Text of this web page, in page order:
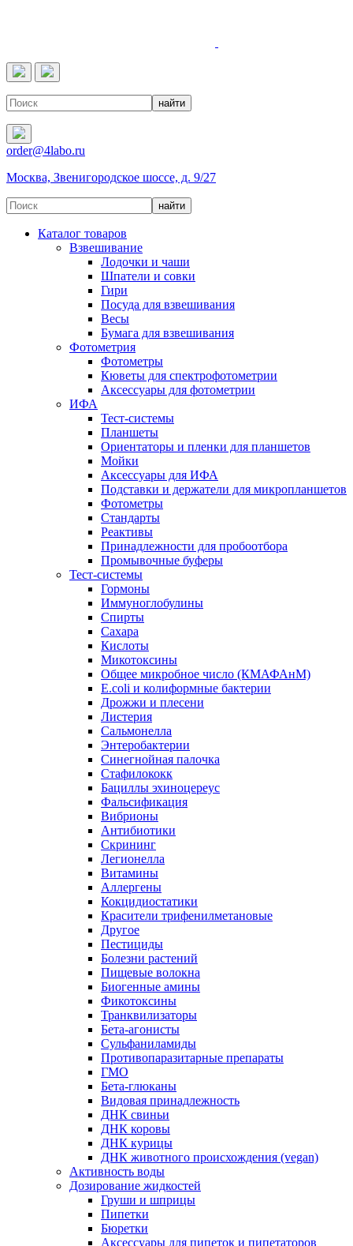
order@4labo.ru
Москва, Звенигородское шоссе, д. 9/27
Каталог товаров
Взвешивание
Лодочки и чаши
Шпатели и совки
Гири
Посуда для взвешивания
Весы
Бумага для взвешивания
Фотометрия
Фотометры
Кюветы для спектрофотометрии
Аксессуары для фотометрии
ИФА
Тест-системы
Планшеты
Ориентаторы и пленки для планшетов
Мойки
Аксессуары для ИФА
Подставки и держатели для микропланшетов
Фотометры
Стандарты
Реактивы
Принадлежности для пробоотбора
Промывочные буферы
Тест-системы
Гормоны
Иммуноглобулины
Спирты
Сахара
Кислоты
Микотоксины
Общее микробное число (КМАФАнМ)
E.coli и колиформные бактерии
Дрожжи и плесени
Листерия
Сальмонелла
Энтеробактерии
Синегнойная палочка
Стафилококк
Бациллы эхиноцереус
Фальсификация
Вибрионы
Антибиотики
Скрининг
Легионелла
Витамины
Аллергены
Кокцидиостатики
Красители трифенилметановые
Другое
Пестициды
Болезни растений
Пищевые волокна
Биогенные амины
Фикотоксины
Транквилизаторы
Бета-агонисты
Сульфаниламиды
Противопаразитарные препараты
ГМО
Бета-глюканы
Видовая принадлежность
ДНК свиньи
ДНК коровы
ДНК курицы
ДНК животного происхождения (vegan)
Активность воды
Дозирование жидкостей
Груши и шприцы
Пипетки
Бюретки
Аксессуары для пипеток и пипетаторов